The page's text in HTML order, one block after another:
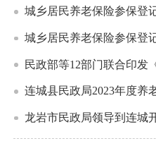
城乡居民养老保险参保登
城乡居民养老保险参保登
民政部等12部门联合印发
连城县民政局2023年度养
龙岩市民政局领导到连城